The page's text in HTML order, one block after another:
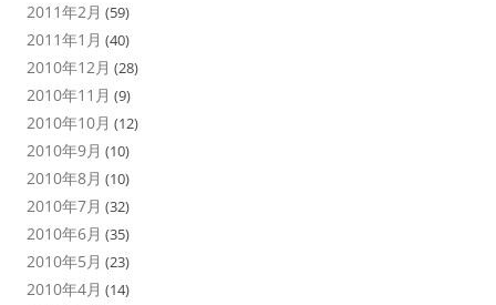
2011年2月 (59)
2011年1月 (40)
2010年12月 (28)
2010年11月 (9)
2010年10月 (12)
2010年9月 (10)
2010年8月 (10)
2010年7月 (32)
2010年6月 (35)
2010年5月 (23)
2010年4月 (14)